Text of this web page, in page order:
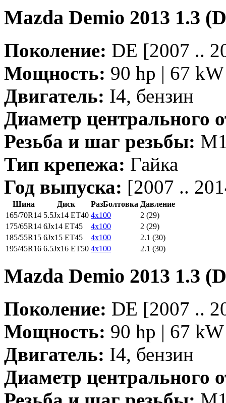
Mazda Demio 2013 1.3
Поколение: DE [2007 ..
Мощность: 90 hp | 67
Двигатель: I4, бензин
Диаметр центрального
Резьба и шаг резьбы:
Тип крепежа: Гайка
Год выпуска: [2007 ..
Шина Диск РазБолтовка Давление
165/70R14 5.5Jx14 ET40 4x100
2 (29)
175/65R14 6Jx14 ET45 4x100
2 (29)
185/55R15 6Jx15 ET45 4x100
2.1 (30)
195/45R16 6.5Jx16 ET50 4x100 2.1 (30)
Mazda Demio 2013 1.3
Поколение: DE [2007 ..
Мощность: 90 hp | 67
Двигатель: I4, бензин
Диаметр центрального